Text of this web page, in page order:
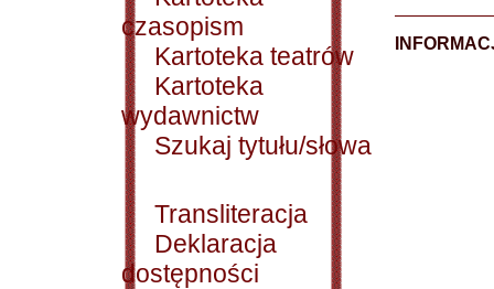
czasopism
Kartoteka teatrów
Kartoteka
wydawnictw
Szukaj tytułu/słowa
Transliteracja
Deklaracja
dostępności